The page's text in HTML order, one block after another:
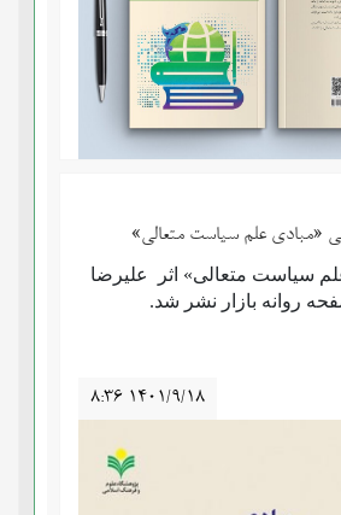
«مبادی علم سیاست متعالی»
سیاست متعالی» اثر علیرضا
۸:۳۶ ۱۴۰۱/۹/۱۸